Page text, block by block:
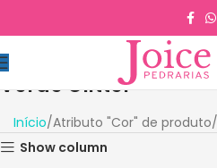
Verde Glitter
Início Atributo "Cor" de produto
Show column